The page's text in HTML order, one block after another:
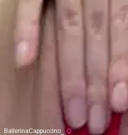
BallerinaCappuccino_